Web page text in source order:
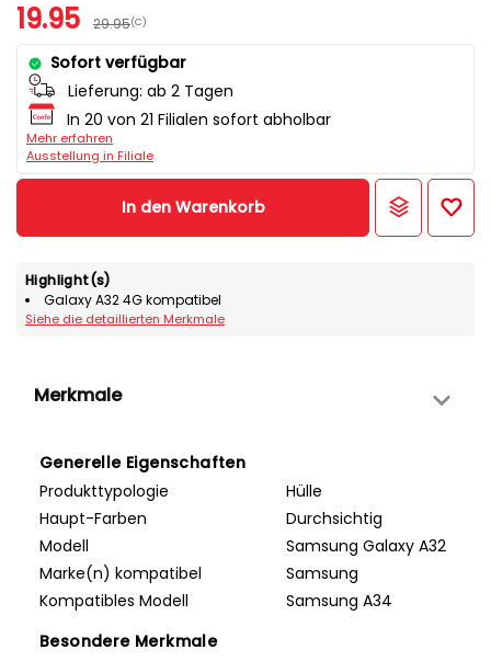
19.95 29.95(C)
Sofort verfügbar
Lieferung: ab 2 Tagen
In 20 von 21 Filialen sofort abholbar
Mehr erfahren
Ausstellung in Filiale
In den Warenkorb
Highlight(s)
Galaxy A32 4G kompatibel
Siehe die detaillierten Merkmale
Merkmale
Generelle Eigenschaften
Produkttypologie
Hülle
Haupt-Farben
Durchsichtig
Modell
Samsung Galaxy A32
Marke(n) kompatibel
Samsung
Kompatibles Modell
Samsung A34
Besondere Merkmale